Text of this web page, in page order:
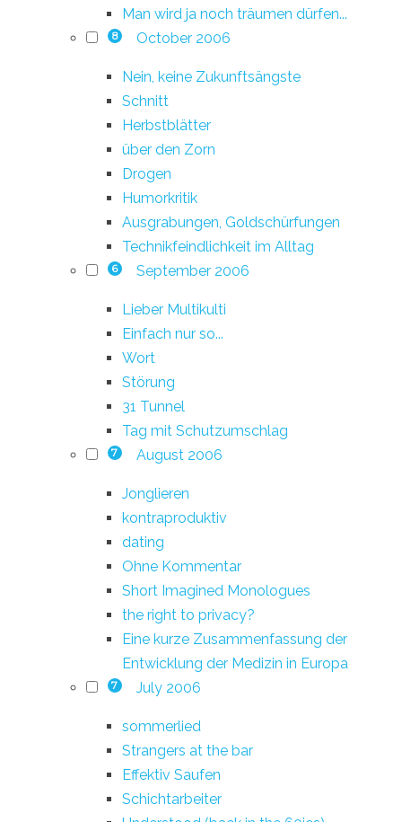
Man wird ja noch träumen dürfen...
8 October 2006
Nein, keine Zukunftsängste
Schnitt
Herbstblätter
über den Zorn
Drogen
Humorkritik
Ausgrabungen, Goldschürfungen
Technikfeindlichkeit im Alltag
6 September 2006
Lieber Multikulti
Einfach nur so...
Wort
Störung
31 Tunnel
Tag mit Schutzumschlag
7 August 2006
Jonglieren
kontraproduktiv
dating
Ohne Kommentar
Short Imagined Monologues
the right to privacy?
Eine kurze Zusammenfassung der
Entwicklung der Medizin in Europa
7 July 2006
sommerlied
Strangers at the bar
Effektiv Saufen
Schichtarbeiter